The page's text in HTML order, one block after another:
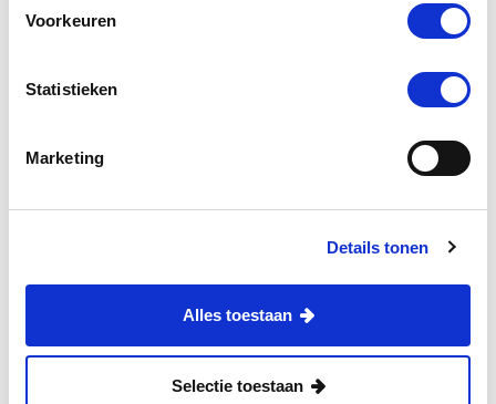
Voorkeuren
Statistieken
Marketing
Details tonen
Alles toestaan
Selectie toestaan
Teilen:
Mehr Inspiration